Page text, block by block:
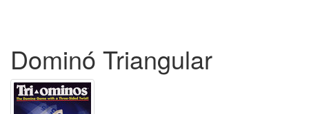
Dominó Triangular